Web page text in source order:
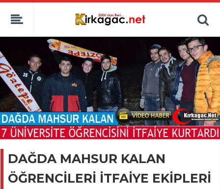
DAĞDA MAHSUR KALAN
ÖĞRENCİLERİ İTFAİYE EKİPLERİ